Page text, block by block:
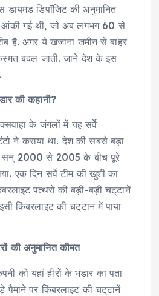
डायमंड डिपॉजिट की अनुमानित
आंकी गई थी, जो अब लगभग 60 से
है. अगर ये खजाना जमीन से बाहर
बदल जाती. जाने देश के इस
की कहानी?
के जंगलों में यह सर्वे
ने कराया था. देश की सबसे बड़ा
ने सन् 2000 से 2005 के बीच पूरे
एक दिन सर्वे टीम की खुशी का
पत्थरों की बड़ी-बड़ी चट्‌टानें
किंबरलाइट की चट्‌टान में पाया
की अनुमानित कीमत
को यहां हीरों के भंडार का पता
पैमाने पर किंबरलाइट की चट्‌टानें